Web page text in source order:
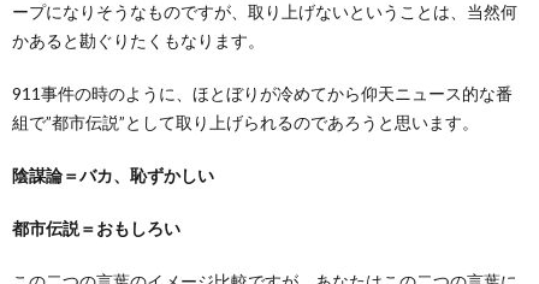
ープになりそうなものですが、取り上げないということは、当然何
かあると勘ぐりたくもなります。
911事件の時のように、ほとぼりが冷めてから仰天ニュース的な番
組で”都市伝説”として取り上げられるのであろうと思います。
陰謀論＝バカ、恥ずかしい
都市伝説＝おもしろい